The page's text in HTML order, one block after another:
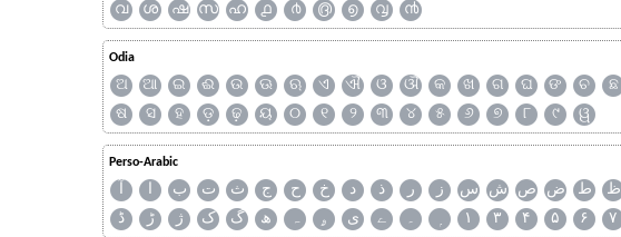
വ
ശ ഷ സ ഹ ൧ ൪ ൫ ൭ ൮ ൯
Odia
ଅ ଆ ଇ ଈ ଉ ଊ ଋ ଏ ଐ ଓ ଔ କ ଖ ଗ ଘ ଙ ଚ ଛ
ଷ
ସ ହ ଡ଼ ଢ଼ ୟ ୦ ୧ ୨ ୩ ୪ ୫ ୬ ୭ ୮ ୯ ୱ
Perso-Arabic
آ ا ب ت ث ج ح خ د ذ ر ز س ش ص ض ط ظ
ڈ
ڑ ژ ک گ ھ ہ ۄ ی ے ۔ ۱ ۳ ۴ ۵ ۶ ۷